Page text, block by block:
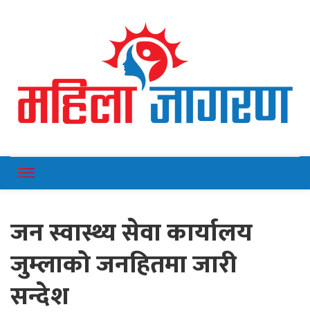
Mahilajagaran
जन स्वास्थ्य सेवा कार्यालय
जुम्लाको जनहितमा जारी
सन्देश